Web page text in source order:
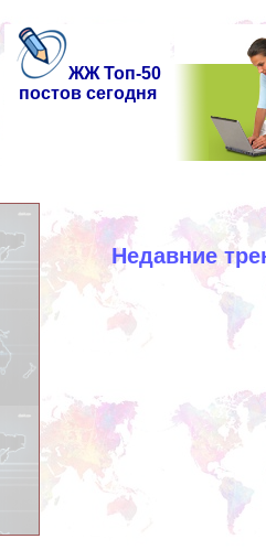
ЖЖ Топ-50
постов сегодня
Недавние